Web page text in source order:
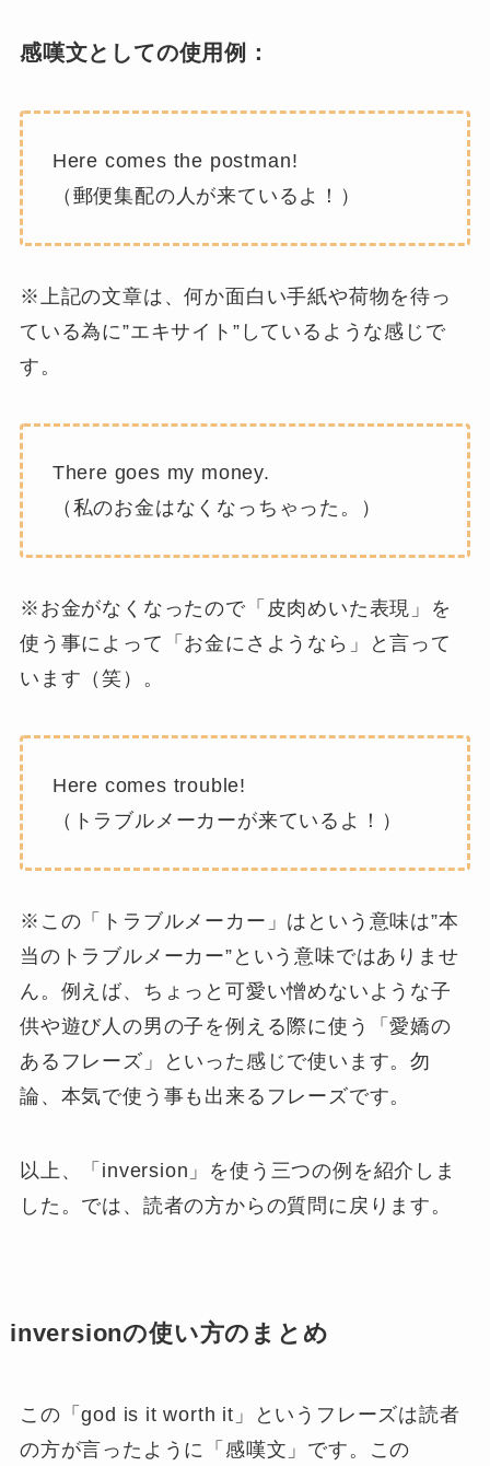
感嘆文としての使用例：
Here comes the postman!
（郵便集配の人が来ているよ！）
※上記の文章は、何か面白い手紙や荷物を待っ
ている為に”エキサイト”しているような感じで
す。
There goes my money.
（私のお金はなくなっちゃった。）
※お金がなくなったので「皮肉めいた表現」を
使う事によって「お金にさようなら」と言って
います（笑）。
Here comes trouble!
（トラブルメーカーが来ているよ！）
※この「トラブルメーカー」はという意味は”本
当のトラブルメーカー”という意味ではありませ
ん。例えば、ちょっと可愛い憎めないような子
供や遊び人の男の子を例える際に使う「愛嬌の
あるフレーズ」といった感じで使います。勿
論、本気で使う事も出来るフレーズです。
以上、「inversion」を使う三つの例を紹介しま
した。では、読者の方からの質問に戻ります。
inversionの使い方のまとめ
この「god is it worth it」というフレーズは読者
の方が言ったように「感嘆文」です。この